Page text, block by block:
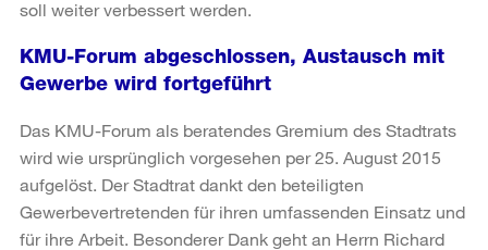
soll weiter verbessert werden.
KMU-Forum abgeschlossen, Austausch mit
Gewerbe wird fortgeführt
Das KMU-Forum als beratendes Gremium des Stadtrats
wird wie ursprünglich vorgesehen per 25. August 2015
aufgelöst. Der Stadtrat dankt den beteiligten
Gewerbevertretenden für ihren umfassenden Einsatz und
für ihre Arbeit. Besonderer Dank geht an Herrn Richard